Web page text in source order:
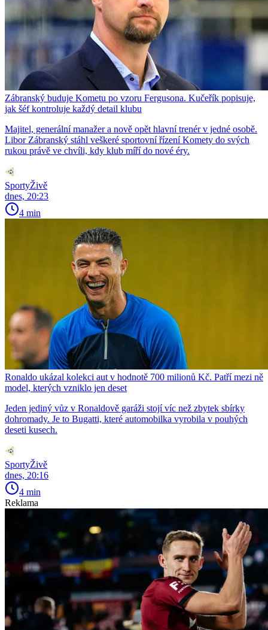
Zábranský buduje Kometu po vzoru Fergusona. Kučeřík popisuje,
jak šéf kontroluje každý detail klubu
Majitel, generální manažer a nově opět hlavní trenér v jedné osobě.
Libor Zábranský stáhl veškeré sportovní řízení Komety do svých
rukou právě ve chvíli, kdy klub míří do nové éry.
SportyŽivě
dnes, 20:23
4 min
Ronaldo ukázal kolekci aut v hodnotě 700 milionů Kč. Patří mezi ně
model, kterých vzniklo jen deset
Jeden jediný vůz v Ronaldově garáži stojí víc než zbytek sbírky
dohromady. Je to Bugatti, které automobilka vyrobila v pouhých
deseti kusech.
SportyŽivě
dnes, 20:16
4 min
Reklama